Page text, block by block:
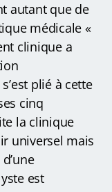
autant que de
médicale «
clinique a
plié à cette
cinq
la clinique
universel mais
est